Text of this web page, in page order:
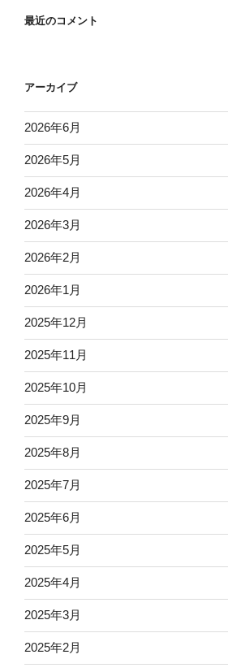
最近のコメント
アーカイブ
2026年6月
2026年5月
2026年4月
2026年3月
2026年2月
2026年1月
2025年12月
2025年11月
2025年10月
2025年9月
2025年8月
2025年7月
2025年6月
2025年5月
2025年4月
2025年3月
2025年2月